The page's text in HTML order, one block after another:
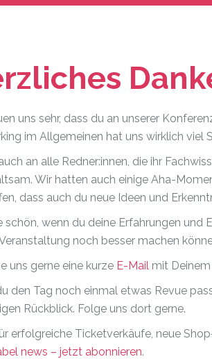
uns sehr, dass du an unserer
im Allgemeinen hat uns wirklich viel
an alle Redner:innen, die ihr
Wir hatten auch einige Aha-
dass auch du neue Ideen und
schön, wenn du deine Erfahrungen
noch besser machen
uns gerne eine kurze E-Mail mit
den Tag noch einmal etwas Revue
Rückblick. Folge uns dort gerne.
erfolgreiche Ticketverkäufe, neue
news – jetzt abonnieren.